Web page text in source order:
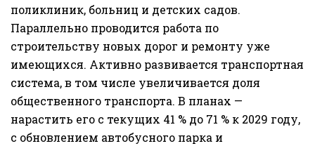
поликлиник, больниц и детских садов.
Параллельно проводится работа по
строительству новых дорог и ремонту уже
имеющихся. Активно развивается транспортная
система, в том числе увеличивается доля
общественного транспорта. В планах —
нарастить его с текущих 41 % до 71 % к 2029 году,
с обновлением автобусного парка и